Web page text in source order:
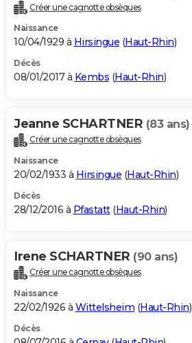
Créer une cagnotte obsèques
Naissance
10/04/1929 à Hirsingue (Haut-Rhin)
Décès
08/01/2017 à Kembs (Haut-Rhin)
Jeanne SCHARTNER (83 ans)
Créer une cagnotte obsèques
Naissance
20/02/1933 à Hirsingue (Haut-Rhin)
Décès
28/12/2016 à Pfastatt(Haut-Rhin)
Irene SCHARTNER (90 ans)
Créer une cagnotte obsèques
Naissance
22/02/1926 à Wittelsheim (Haut-Rhin)
Décès